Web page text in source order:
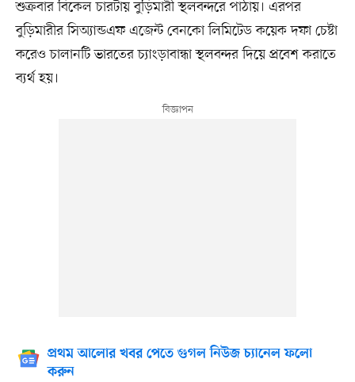
শুক্রবার বিকেল চারটায় বুড়িমারী স্থলবন্দরে পাঠায়। এরপর
বুড়িমারীর সিঅ্যান্ডএফ এজেন্ট বেনকো লিমিটেড কয়েক দফা চেষ্টা
করেও চালানটি ভারতের চ্যাংড়াবান্ধা স্থলবন্দর দিয়ে প্রবেশ করাতে
ব্যর্থ হয়।
প্রথম আলোর খবর পেতে গুগল নিউজ চ্যানেল ফলো
করুন